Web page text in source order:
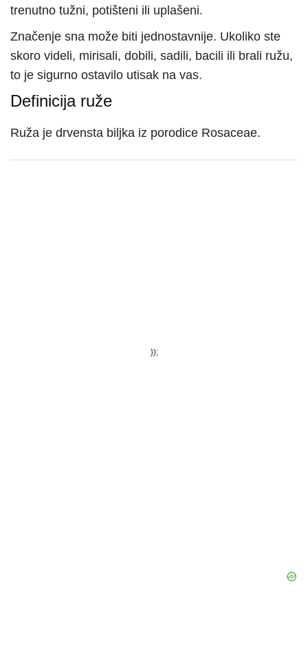
trenutno tužni, potišteni ili uplašeni.
Značenje sna može biti jednostavnije. Ukoliko ste
skoro videli, mirisali, dobili, sadili, bacili ili brali ružu,
to je sigurno ostavilo utisak na vas.
Definicija ruže
Ruža je drvensta biljka iz porodice Rosaceae.
});